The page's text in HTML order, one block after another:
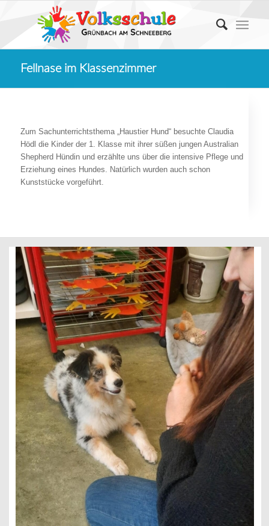
Fellnase im Klassenzimmer
Zum Sachunterrichtsthema „Haustier Hund“ besuchte Claudia
Hödl die Kinder der 1. Klasse mit ihrer süßen jungen Australian
Shepherd Hündin und erzählte uns über die intensive Pflege und
Erziehung eines Hundes. Natürlich wurden auch schon
Kunststücke vorgeführt.